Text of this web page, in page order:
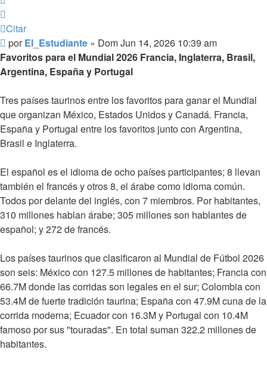
Citar
Mensaje
porEl_Estudiante » Dom Jun 14, 2026 10:39 am
Favoritos para el Mundial 2026 Francia, Inglaterra, Brasil,
Argentina, España y Portugal
Tres países taurinos entre los favoritos para ganar el Mundial
que organizan México, Estados Unidos y Canadá. Francia,
España y Portugal entre los favoritos junto con Argentina,
Brasil e Inglaterra.
El español es el idioma de ocho países participantes; 8 llevan
también el francés y otros 8, el árabe como idioma común.
Todos por delante del inglés, con 7 miembros. Por habitantes,
310 millones hablan árabe; 305 millones son hablantes de
español; y 272 de francés.
Los países taurinos que clasificaron al Mundial de Fútbol 2026
son seis: México con 127.5 millones de habitantes; Francia con
66.7M donde las corridas son legales en el sur; Colombia con
53.4M de fuerte tradición taurina; España con 47.9M cuna de la
corrida moderna; Ecuador con 16.3M y Portugal con 10.4M
famoso por sus "touradas". En total suman 322.2 millones de
habitantes.